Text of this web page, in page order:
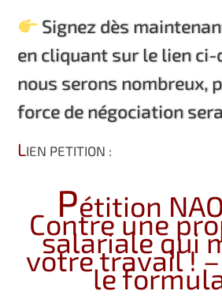
Signez dès
en cliquant sur le lien ci-
nous serons nombreux,
force de négociation
LIEN PETITION :
Pétition
Contre une
salariale qui
votre travail !
le